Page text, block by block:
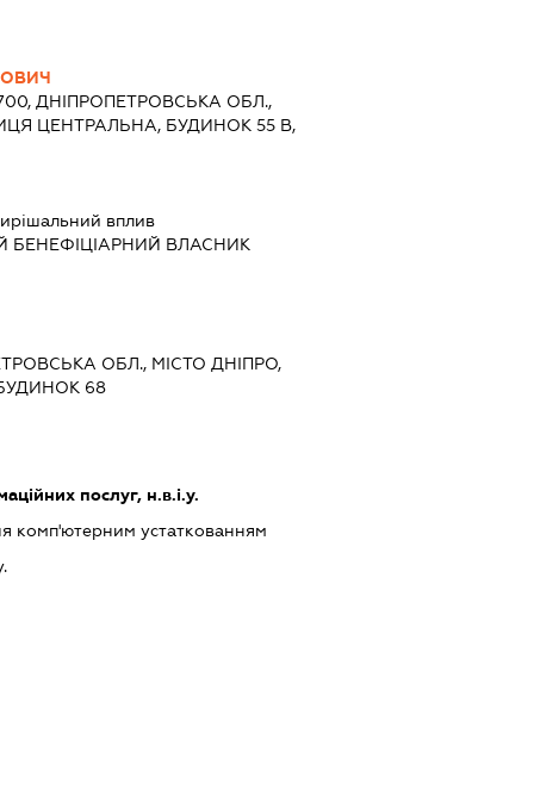
ДНІПРОПЕТРОВСЬКА ОБЛ.,
ЦЕНТРАЛЬНА, БУДИНОК 55 В,
вплив
БЕНЕФІЦІАРНИЙ ВЛАСНИК
ОБЛ., МІСТО ДНІПРО,
68
послуг, н.в.і.у.
комп'ютерним устаткованням